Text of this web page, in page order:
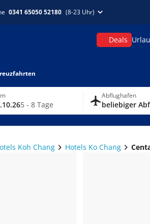
0341 65050 52180 (8-23 Uhr)
Deals
5 - 8 Tage
Abflughafen
beliebiger
Koh Chang Hotels Ko Chang